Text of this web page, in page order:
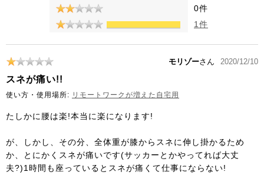
0件
1件
モリゾーさん 2020/12/10
スネが痛い!!
使い方・使用場所: リモートワークが増えた自宅用
たしかに腰は楽!本当に楽になります!
が、しかし、その分、全体重が膝からスネに伸し掛かるため
か、とにかくスネが痛いです(サッカーとかやってれば大丈
夫?)1時間も座っているとスネが痛くて仕事にならない!